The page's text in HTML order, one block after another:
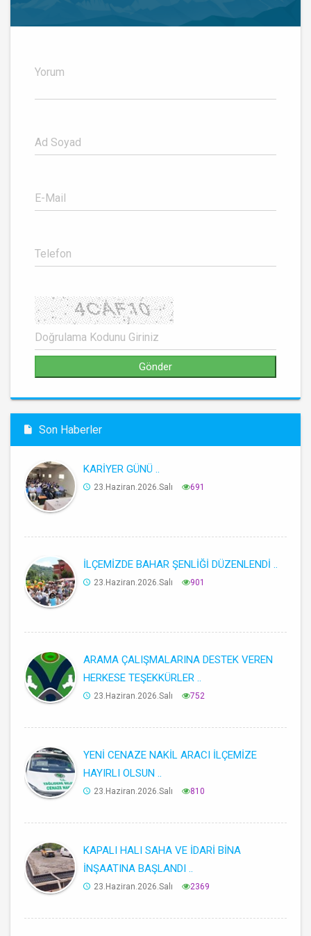
Son Haberler
KARİYER GÜNÜ ..
23.Haziran.2026.Salı 691
İLÇEMİZDE BAHAR ŞENLİĞİ DÜZENLENDİ ..
23.Haziran.2026.Salı 901
ARAMA ÇALIŞMALARINA DESTEK VEREN
HERKESE TEŞEKKÜRLER ..
23.Haziran.2026.Salı 752
YENİ CENAZE NAKİL ARACI İLÇEMİZE
HAYIRLI OLSUN ..
23.Haziran.2026.Salı 810
KAPALI HALI SAHA VE İDARİ BİNA
İNŞAATINA BAŞLANDI ..
23.Haziran.2026.Salı 2369